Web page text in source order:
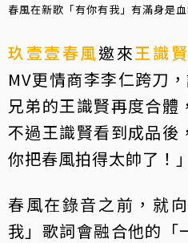
春風在新歌「有你有我」有滿身是
玖壹壹春風邀來王識賢
MV更情商李李仁跨刀
兄弟的王識賢再度合體
不過王識賢看到成品後
你把春風拍得太帥了！」
春風在錄音之前，就
我」歌詞會融合他的「